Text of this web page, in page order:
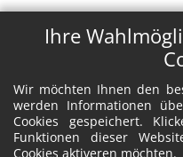
Ihre
Wir möchten Ihnen den
werden Informationen
Cookies gespeichert.
Funktionen dieser
Cookies aktiveren möchten.